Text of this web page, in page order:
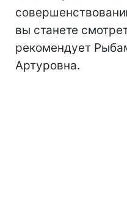
вы станете
рекомендует
Артуровна.